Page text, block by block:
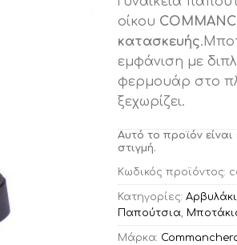
οίκου
κατασκευής
εμφάνιση με
φερμουάρ στο
ξεχωρίζει.
Αυτό το προϊόν
στιγμή.
Κωδικός προϊόντος:
Κατηγορίες:
Παπούτσια,
Μάρκα: